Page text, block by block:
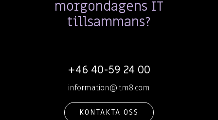
morgondagens IT
tillsammans?
+46 40-59 24 00
information@itm8.com
KONTAKTA OSS